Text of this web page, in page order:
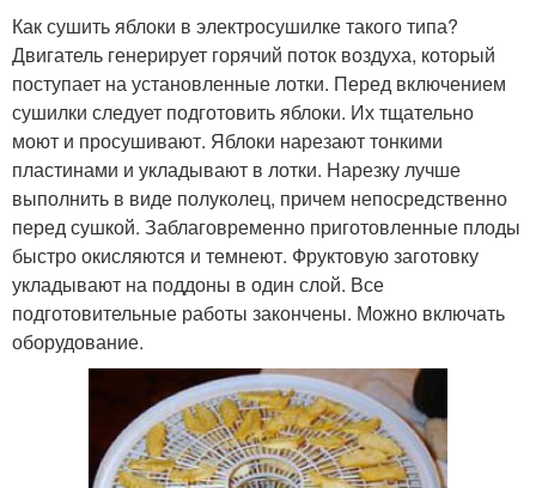
Как сушить яблоки в электросушилке такого типа?
Двигатель генерирует горячий поток воздуха, который
поступает на установленные лотки. Перед включением
сушилки следует подготовить яблоки. Их тщательно
моют и просушивают. Яблоки нарезают тонкими
пластинами и укладывают в лотки. Нарезку лучше
выполнить в виде полуколец, причем непосредственно
перед сушкой. Заблаговременно приготовленные плоды
быстро окисляются и темнеют. Фруктовую заготовку
укладывают на поддоны в один слой. Все
подготовительные работы закончены. Можно включать
оборудование.